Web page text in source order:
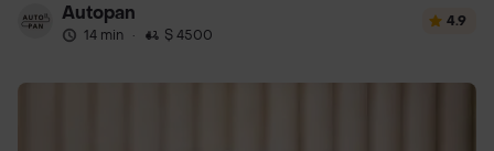
Autopan
14 min · $ 4500
4.9